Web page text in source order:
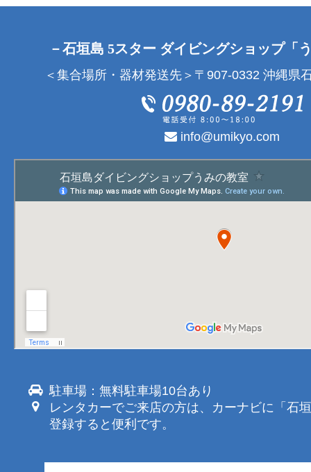
－石垣島 5スター ダイビングショップ「
＜集合場所・器材発送先＞〒907-0332 沖縄県
info@umikyo.com
駐車場：無料駐車場10台あり
レンタカーでご来店の方は、カーナビに「石
登録すると便利です。